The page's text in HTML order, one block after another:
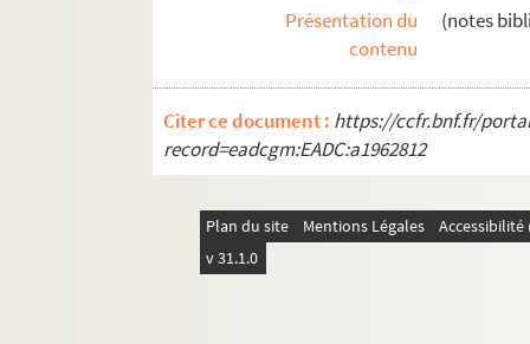
Présentation du
contenu
(notes
Citer ce document : https://ccfr.bnf.fr/
record=eadcgm:EADC:a1962812
Plan du site Mentions Légales
v 31.1.0